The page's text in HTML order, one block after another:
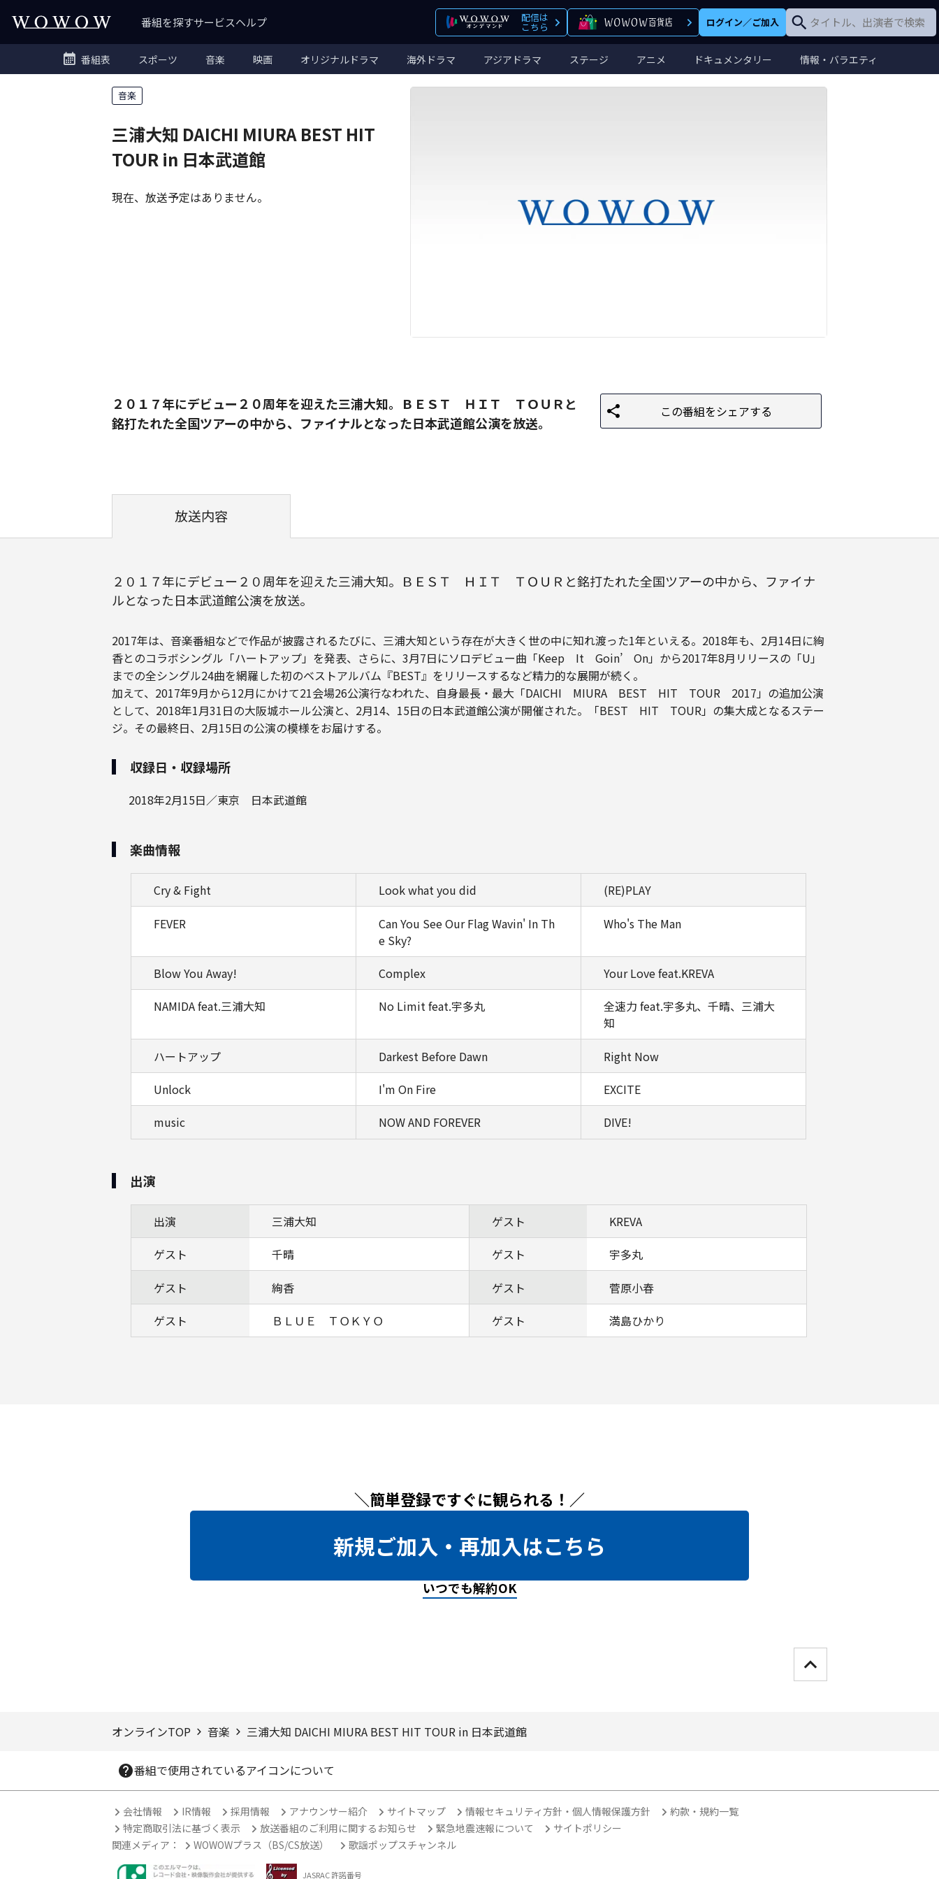
番組を探すサービスヘルプ 配信は
こちら ログイン／ご加入
番組表 スポーツ 音楽 映画 オリジナルドラマ 海外ドラマ アジアドラマ ステージ アニメ ドキュメンタリー 情報・バラエティ
音楽
三浦大知 DAICHI MIURA BEST HIT
TOUR in 日本武道館
現在、放送予定はありません。
２０１７年にデビュー２０周年を迎えた三浦大知。ＢＥＳＴ ＨＩＴ ＴＯＵＲと
銘打たれた全国ツアーの中から、ファイナルとなった日本武道館公演を放送。
この番組をシェアする
放送内容
２０１７年にデビュー２０周年を迎えた三浦大知。ＢＥＳＴ ＨＩＴ ＴＯＵＲと銘打たれた全国ツアーの中から、ファイナ
ルとなった日本武道館公演を放送。
2017年は、音楽番組などで作品が披露されるたびに、三浦大知という存在が大きく世の中に知れ渡った1年といえる。2018年も、2月14日に絢
香とのコラボシングル「ハートアップ」を発表、さらに、3月7日にソロデビュー曲「Keep It Goin’ On」から2017年8月リリースの「U」
までの全シングル24曲を網羅した初のベストアルバム『BEST』をリリースするなど精力的な展開が続く。
加えて、2017年9月から12月にかけて21会場26公演行なわれた、自身最長・最大「DAICHI MIURA BEST HIT TOUR 2017」の追加公演
として、2018年1月31日の大阪城ホール公演と、2月14、15日の日本武道館公演が開催された。「BEST HIT TOUR」の集大成となるステー
ジ。その最終日、2月15日の公演の模様をお届けする。
収録日・収録場所
2018年2月15日／東京 日本武道館
楽曲情報
Cry & Fight Look what you did
(RE)PLAY
FEVER
Can You See Our Flag Wavin' In Th
e Sky?
Who's The Man
Blow You Away! Complex
Your Love feat.KREVA
NAMIDA feat.三浦大知
No Limit feat.宇多丸
全速力 feat.宇多丸、千晴、三浦大
知
ハートアップ
Darkest Before Dawn
Right Now
Unlock
I'm On Fire
EXCITE
music
NOW AND FOREVER DIVE!
出演
出演 三浦大知 ゲスト
KREVA
ゲスト
千晴 ゲスト
宇多丸
ゲスト
絢香 ゲスト
菅原小春
ゲスト
ＢＬＵＥ ＴＯＫＹＯ ゲスト 満島ひかり
＼簡単登録ですぐに観られる！／
新規ご加入・再加入はこちら
いつでも解約OK
オンラインTOP 音楽 三浦大知 DAICHI MIURA BEST HIT TOUR in 日本武道館
番組で使用されているアイコンについて
会社情報 IR情報 採用情報 アナウンサー紹介 サイトマップ 情報セキュリティ方針・個人情報保護方針
約款・規約一覧
特定商取引法に基づく表示
放送番組のご利用に関するお知らせ 緊急地震速報について
サイトポリシー
関連メディア：
WOWOWプラス（BS/CS放送） 歌謡ポップスチャンネル
JASRAC 許諾番号